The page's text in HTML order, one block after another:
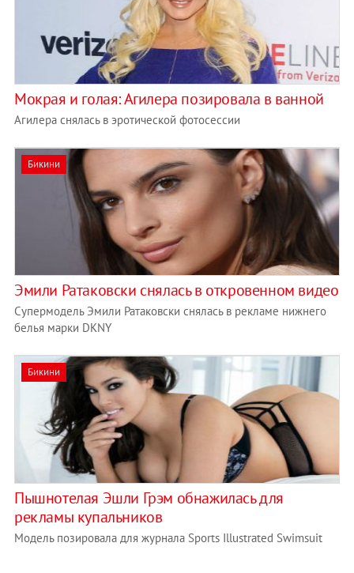
Мокрая и голая: Агилера позировала в ванной
Агилера снялась в эротической фотосессии
Бикини
​Эмили Ратаковски снялась в откровенном видео
Супермодель Эмили Ратаковски снялась в рекламе нижнего
белья марки DKNY
Бикини
Пышнотелая Эшли Грэм обнажилась для
рекламы купальников
Модель позировала для журнала Sports Illustrated Swimsuit